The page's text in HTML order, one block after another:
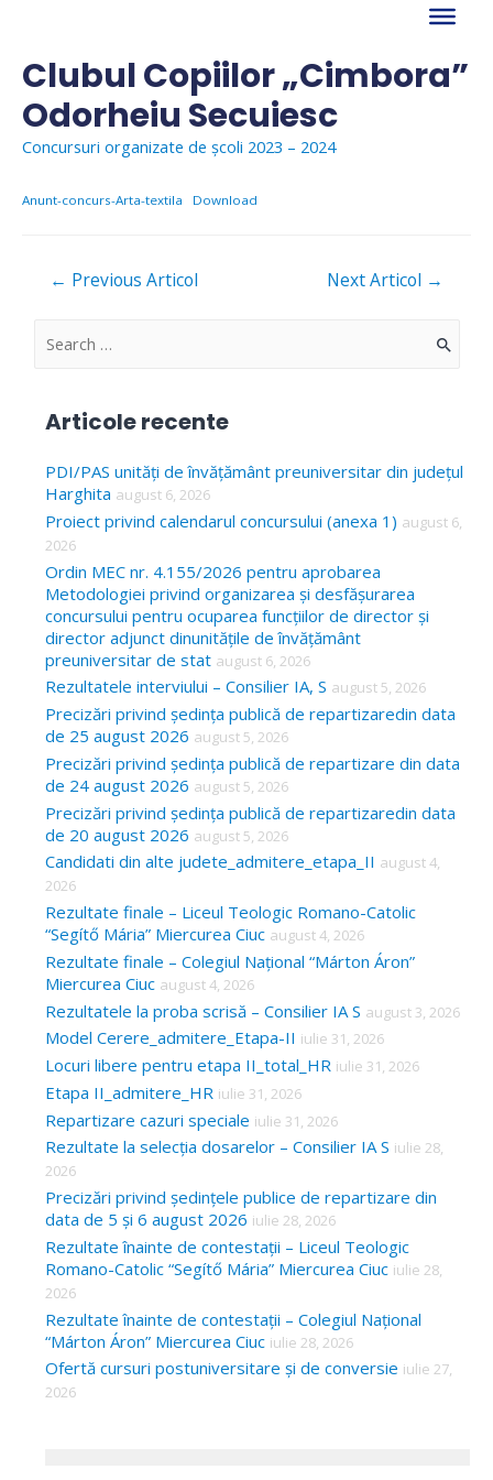
content
Clubul Copiilor „Cimbora”
Odorheiu Secuiesc
Concursuri organizate de școli 2023 – 2024
Anunt-concurs-Arta-textila Download
Navigare
← Previous Articol Next Articol →
S
c
h
f
o
r
Articole recente
PDI/PAS unități de învățământ preuniversitar din județul
Harghita august 6, 2026
Proiect privind calendarul concursului (anexa 1) august 6,
2026
Ordin MEC nr. 4.155/2026 pentru aprobarea
Metodologiei privind organizarea și desfășurarea
concursului pentru ocuparea funcțiilor de director și
director adjunct dinunitățile de învățământ
preuniversitar de stat august 6, 2026
Rezultatele interviului – Consilier IA, S august 5, 2026
Precizări privind ședința publică de repartizaredin data
de 25 august 2026 august 5, 2026
Precizări privind ședința publică de repartizare din data
de 24 august 2026 august 5, 2026
Precizări privind ședința publică de repartizaredin data
de 20 august 2026 august 5, 2026
Candidati din alte judete_admitere_etapa_II august 4,
2026
Rezultate finale – Liceul Teologic Romano-Catolic
“Segítő Mária” Miercurea Ciuc august 4, 2026
Rezultate finale – Colegiul Național “Márton Áron”
Miercurea Ciuc august 4, 2026
Rezultatele la proba scrisă – Consilier IA S august 3, 2026
Model Cerere_admitere_Etapa-II iulie 31, 2026
Locuri libere pentru etapa II_total_HR iulie 31, 2026
Etapa II_admitere_HR iulie 31, 2026
Repartizare cazuri speciale iulie 31, 2026
Rezultate la selecția dosarelor – Consilier IA S iulie 28,
2026
Precizări privind ședințele publice de repartizare din
data de 5 și 6 august 2026 iulie 28, 2026
Rezultate înainte de contestații – Liceul Teologic
Romano-Catolic “Segítő Mária” Miercurea Ciuc iulie 28,
2026
Rezultate înainte de contestații – Colegiul Național
“Márton Áron” Miercurea Ciuc iulie 28, 2026
Ofertă cursuri postuniversitare și de conversie iulie 27,
2026